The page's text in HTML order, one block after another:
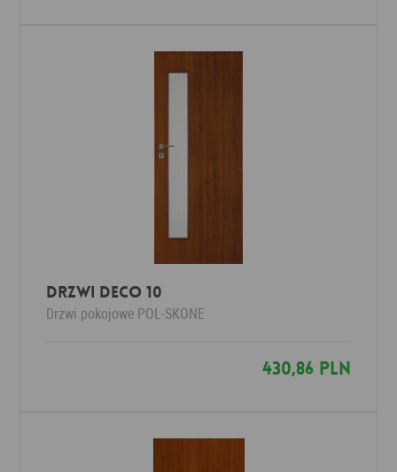
Drzwi Deco 10
Drzwi pokojowe POL-SKONE
430,86 PLN